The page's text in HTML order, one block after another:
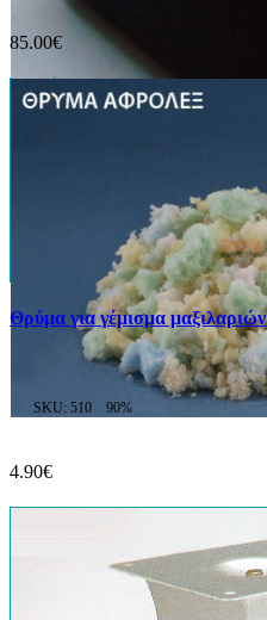
85.00€
Θρύμα για γέμισμα μαξιλαριών
SKU: 510 90%
4.90€